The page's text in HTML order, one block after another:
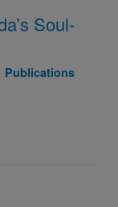
Soul-
Catégories
Publications